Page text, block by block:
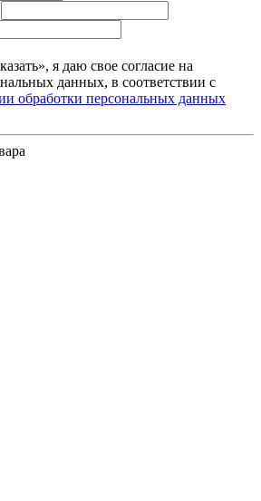
я даю свое согласие на
данных, в соответствии с
обработки персональных данных